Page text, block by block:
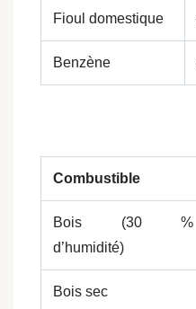
Fioul domestique
Benzène
Combustible
Bois (30 %
d’humidité)
Bois sec